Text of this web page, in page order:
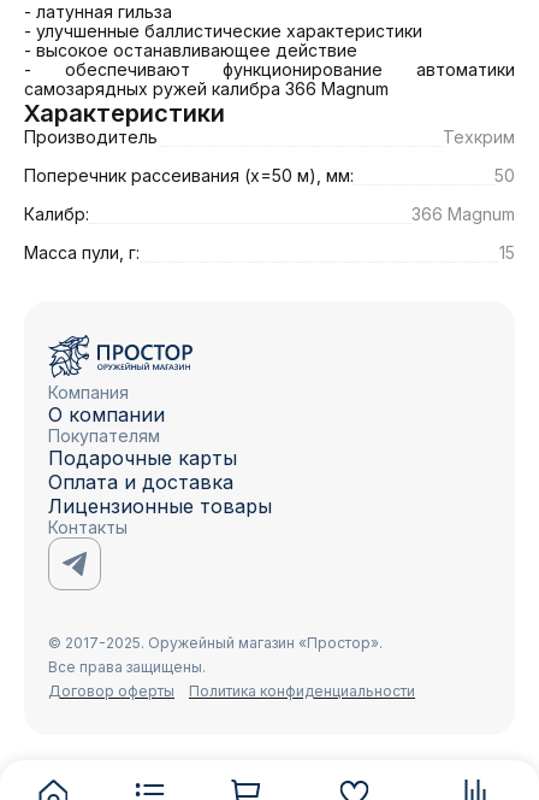
- латунная гильза
- улучшенные баллистические характеристики
- высокое останавливающее действие
- обеспечивают функционирование автоматики
самозарядных ружей калибра 366 Magnum
Характеристики
Производитель
Техкрим
Поперечник рассеивания (х=50 м), мм:
50
Калибр:
366 Magnum
Масса пули, г:
15
Компания
О компании
Покупателям
Подарочные карты
Оплата и доставка
Лицензионные товары
Контакты
© 2017-2025. Оружейный магазин «Простор».
Все права защищены.
Договор оферты
Политика конфиденциальности